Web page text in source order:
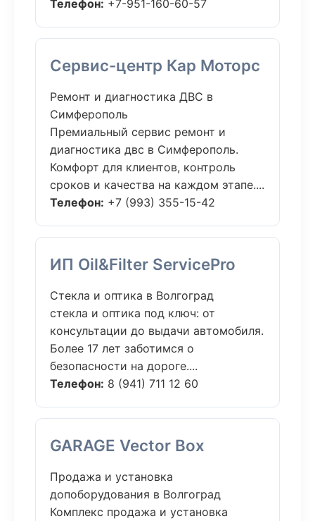
Телефон: +7-951-160-60-57
Сервис-центр Кар Моторс
Ремонт и диагностика ДВС в
Симферополь
Премиальный сервис ремонт и
диагностика двс в Симферополь.
Комфорт для клиентов, контроль
сроков и качества на каждом этапе....
Телефон: +7 (993) 355-15-42
ИП Oil&Filter ServicePro
Стекла и оптика в Волгоград
стекла и оптика под ключ: от
консультации до выдачи автомобиля.
Более 17 лет заботимся о
безопасности на дороге....
Телефон: 8 (941) 711 12 60
GARAGE Vector Box
Продажа и установка
допоборудования в Волгоград
Комплекс продажа и установка